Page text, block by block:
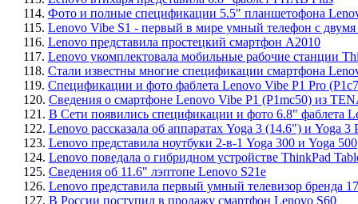
114. Фото и полные спецификации 5.5" планшетофона
115. Lenovo Vibe S1 - первый в мире умный телефон с
116. Lenovo представила простецкий смартфон A2010
117. Lenovo укомплектовала мобильные рабочие станции
118. Стали известны многие спецификации смартфона
119. Спецификации и фото фаблета Lenovo Vibe P1 Pro
120. Сведения о смартфоне Lenovo Vibe P1 (P1mc50) из
121. В Сети появились спецификации и фото 6.8" фаблета
122. Lenovo рассказала об аппаратах Yoga 3 (14.6") и Yoga 3
123. Lenovo представила ноутбуки 2-в-1 Yoga 300 и Yoga 500
124. Lenovo поведала о гибридном устройстве ThinkPad
125. Сведения об 11.6" лэптопе Lenovo S21e
126. Lenovo представила первый умный телевизор бренда
127. В России поступил в продажу смартфон Lenovo S60